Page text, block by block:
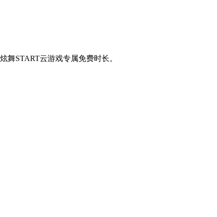
舞START云游戏专属免费时长。